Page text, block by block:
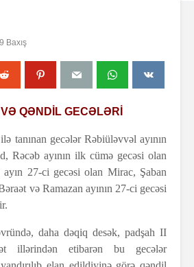
Baxış
QƏNDİL GECƏLƏRİ
tanınan gecələr Rəbiüləvvəl ayının
Rəcəb ayının ilk cümə gecəsi olan
27-ci gecəsi olan Mirac, Şaban
və Ramazan ayının 27-ci gecəsi
daha dəqiq desək, padşah II
illərindən etibarən bu gecələr